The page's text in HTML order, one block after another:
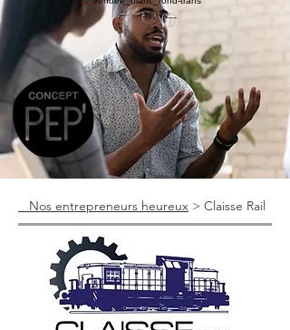
Nos entrepreneurs heureux > Claisse Rail